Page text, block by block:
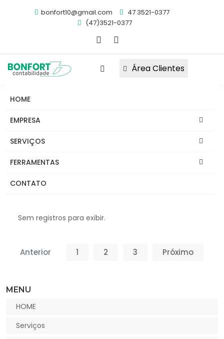
bonfort10@gmail.com
47 3521-0377
(47)3521-0377
HOME
EMPRESA
SERVIÇOS
FERRAMENTAS
CONTATO
Área Clientes
Sem registros para exibir.
Anterior 1 2 3 Próximo
MENU
HOME
Serviços